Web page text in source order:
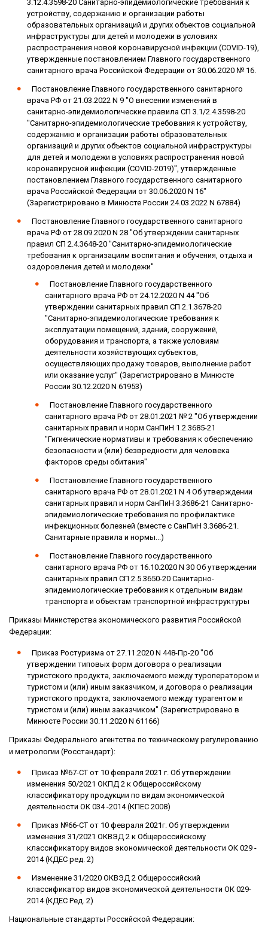
3.12.4.3598-20 Санитарно-эпидемиологические требования к
устройству, содержанию и организации работы
образовательных организаций и других объектов социальной
инфраструктуры для детей и молодежи в условиях
распространения новой коронавирусной инфекции (COVID-19),
утвержденные постановлением Главного государственного
санитарного врача Российской Федерации от 30.06.2020 № 16.
Постановление Главного государственного санитарного
врача РФ от 21.03.2022 N 9 "О внесении изменений в
санитарно-эпидемиологические правила СП 3.1/2.4.3598-20
"Санитарно-эпидемиологические требования к устройству,
содержанию и организации работы образовательных
организаций и других объектов социальной инфраструктуры
для детей и молодежи в условиях распространения новой
коронавирусной инфекции (COVID-2019)", утвержденные
постановлением Главного государственного санитарного
врача Российской Федерации от 30.06.2020 N 16"
(Зарегистрировано в Минюсте России 24.03.2022 N 67884)
Постановление Главного государственного санитарного
врача РФ от 28.09.2020 N 28 "Об утверждении санитарных
правил СП 2.4.3648-20 "Санитарно-эпидемиологические
требования к организациям воспитания и обучения, отдыха и
оздоровления детей и молодежи"
Постановление Главного государственного
санитарного врача РФ от 24.12.2020 N 44 "Об
утверждении санитарных правил СП 2.1.3678-20
"Санитарно-эпидемиологические требования к
эксплуатации помещений, зданий, сооружений,
оборудования и транспорта, а также условиям
деятельности хозяйствующих субъектов,
осуществляющих продажу товаров, выполнение работ
или оказание услуг" (Зарегистрировано в Минюсте
России 30.12.2020 N 61953)
Постановление Главного государственного
санитарного врача РФ от 28.01.2021 № 2 "Об утверждении
санитарных правил и норм СанПиН 1.2.3685-21
"Гигиенические нормативы и требования к обеспечению
безопасности и (или) безвредности для человека
факторов среды обитания"
Постановление Главного государственного
санитарного врача РФ от 28.01.2021 N 4 Об утверждении
санитарных правил и норм СанПиН 3.3686-21 Санитарно-
эпидемиологические требования по профилактике
инфекционных болезней (вместе с СанПиН 3.3686-21.
Санитарные правила и нормы...)
Постановление Главного государственного
санитарного врача РФ от 16.10.2020 N 30 Об утверждении
санитарных правил СП 2.5.3650-20 Санитарно-
эпидемиологические требования к отдельным видам
транспорта и объектам транспортной инфраструктуры
Приказы Министерства экономического развития Российской
Федерации:
Приказ Ростуризма от 27.11.2020 N 448-Пр-20 "Об
утверждении типовых форм договора о реализации
туристского продукта, заключаемого между туроператором и
туристом и (или) иным заказчиком, и договора о реализации
туристского продукта, заключаемого между турагентом и
туристом и (или) иным заказчиком" (Зарегистрировано в
Минюсте России 30.11.2020 N 61166)
Приказы Федерального агентства по техническому регулированию
и метрологии (Росстандарт):
Приказ №67-СТ от 10 февраля 2021 г. Об утверждении
изменения 50/2021 ОКПД 2 к Общероссийскому
классификатору продукции по видам экономической
деятельности ОК 034 -2014 (КПЕС 2008)
Приказ №66-СТ от 10 февраля 2021г. Об утверждении
изменения 31/2021 ОКВЭД 2 к Общероссийскому
классификатору видов экономической деятельности ОК 029 -
2014 (КДЕС ред. 2)
Изменение 31/2020 ОКВЭД 2 Общероссийский
классификатор видов экономической деятельности ОК 029-
2014 (КДЕС Ред. 2)
Национальные стандарты Российской Федерации: